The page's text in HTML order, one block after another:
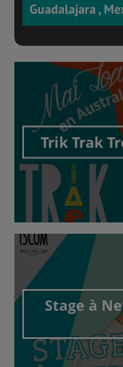
Guadalajara ,
Trik Trak
Stage à